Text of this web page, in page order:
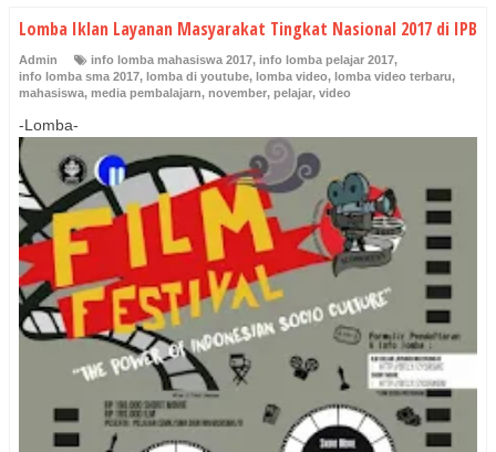
Lomba Iklan Layanan Masyarakat Tingkat Nasional 2017 di IPB
Admin info lomba mahasiswa 2017, info lomba pelajar 2017,
info lomba sma 2017, lomba di youtube, lomba video, lomba video terbaru,
mahasiswa, media pembalajarn, november, pelajar, video
-Lomba-